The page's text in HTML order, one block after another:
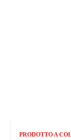
PRODOTTO A